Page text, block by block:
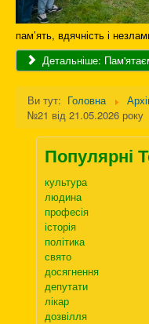
пам’ять, вдячність і
Детальніше:
Ви тут: Головна
№21 від 21.05.2026 року
Популярні
культура
людина
професія
історія
політика
свято
досягнення
депутати
лікар
дозвілля